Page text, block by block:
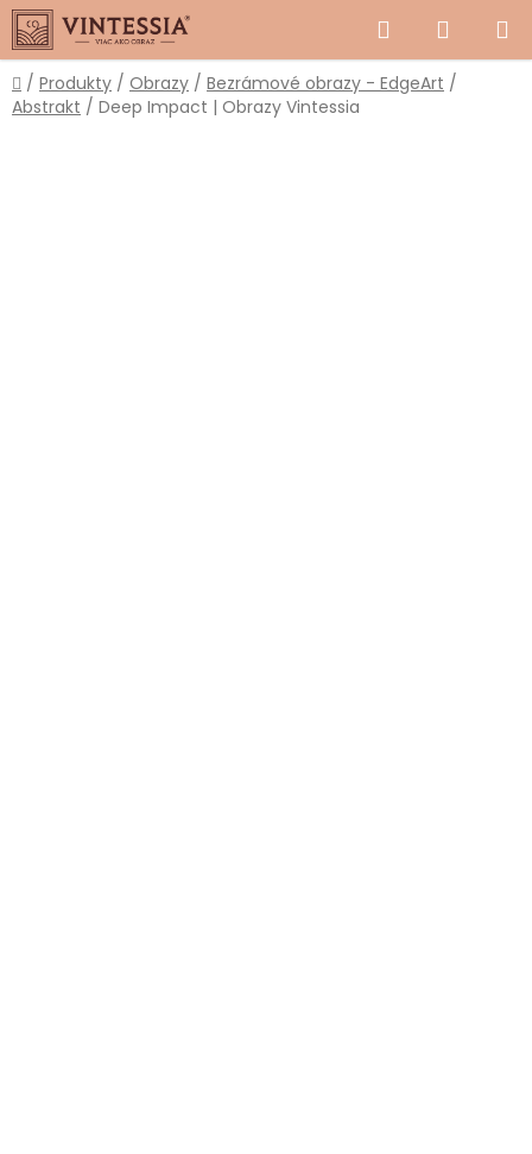
Prejsť
na
obsah
Hľadať
KOŠÍK
Domov
/ Produkty / Obrazy / Bezrámové obrazy - EdgeArt /
Abstrakt / Deep Impact | Obrazy Vintessia